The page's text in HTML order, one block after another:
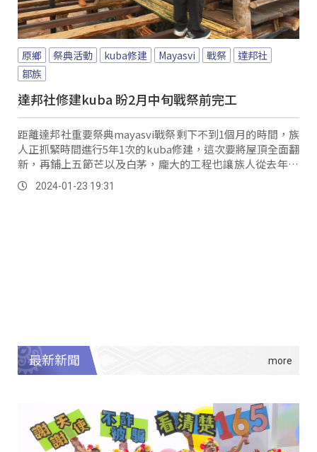
原鄉 祭典活動 kuba修建 Mayasvi 戰祭
達邦社
鄒族
達邦社修建kuba 盼2月中旬戰祭前完工
距離達邦社重要祭典mayasvi戰祭剩下不到1個月的時間，族
人正抓緊時間進行5年1次的kuba修建，這次要將屋頂全面翻
新，再鋪上五節芒以及白茅，龐大的工程也讓族人從去年12
月就開始動工。
2024-01-23 19:31
最新新聞